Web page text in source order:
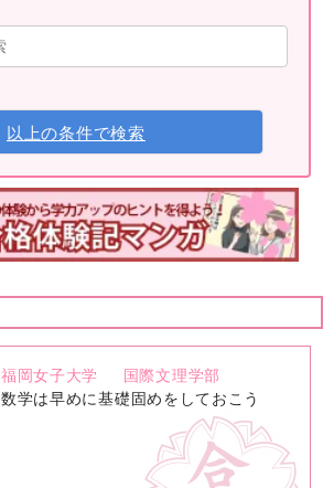
以上の条件で検索
福岡女子大学
国際文理学部
数学は早めに基礎固めをしておこう